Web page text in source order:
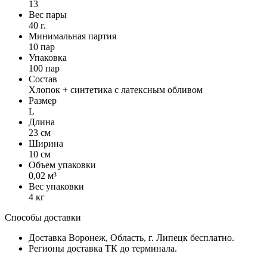
13
Вес пары
40 г.
Минимальная партия
10 пар
Упаковка
100 пар
Состав
Хлопок + синтетика с латексным обливом
Размер
L
Длина
23 см
Ширина
10 см
Объем упаковки
0,02 м³
Вес упаковки
4 кг
Способы доставки
Доставка Воронеж, Область, г. Липецк бесплатно.
Регионы доставка ТК до терминала.